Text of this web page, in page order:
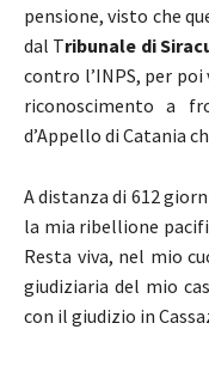
pensione, visto che
dal Tribunale di
contro l’INPS, per
riconoscimento a
d’Appello di Catania
A distanza di 612
la mia ribellione
Resta viva, nel mio
giudiziaria del mio
con il giudizio in